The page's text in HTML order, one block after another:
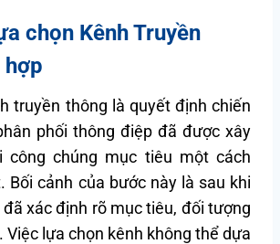
chọn Kênh Truyền
hợp
truyền thông là quyết định chiến
phối thông điệp đã được xây
công chúng mục tiêu một cách
Bối cảnh của bước này là sau khi
xác định rõ mục tiêu, đối tượng
Việc lựa chọn kênh không thể dựa